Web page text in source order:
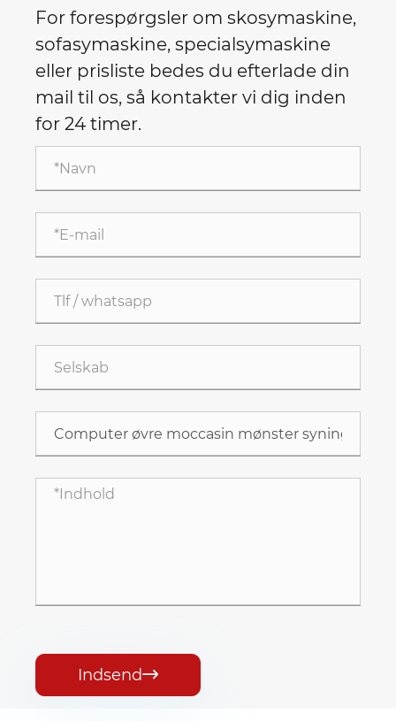
For forespørgsler om skosymaskine,
sofasymaskine, specialsymaskine
eller prisliste bedes du efterlade din
mail til os, så kontakter vi dig inden
for 24 timer.
Indsend